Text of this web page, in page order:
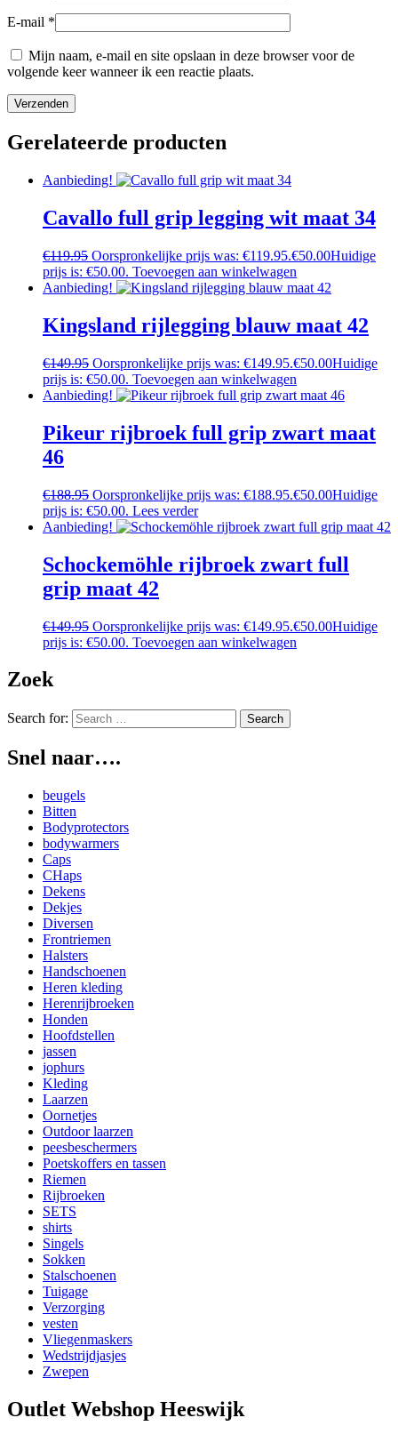
E-mail *
Mijn naam, e-mail en site opslaan in deze browser voor de
volgende keer wanneer ik een reactie plaats.
Gerelateerde producten
Aanbieding!
Cavallo full grip legging wit maat 34
€119.95 Oorspronkelijke prijs was: €119.95.€50.00Huidige
prijs is: €50.00. Toevoegen aan winkelwagen
Aanbieding!
Kingsland rijlegging blauw maat 42
€149.95 Oorspronkelijke prijs was: €149.95.€50.00Huidige
prijs is: €50.00. Toevoegen aan winkelwagen
Aanbieding!
Pikeur rijbroek full grip zwart maat
46
€188.95 Oorspronkelijke prijs was: €188.95.€50.00Huidige
prijs is: €50.00. Lees verder
Aanbieding!
Schockemöhle rijbroek zwart full
grip maat 42
€149.95 Oorspronkelijke prijs was: €149.95.€50.00Huidige
prijs is: €50.00. Toevoegen aan winkelwagen
Zoek
Search for:
Snel naar….
beugels
Bitten
Bodyprotectors
bodywarmers
Caps
CHaps
Dekens
Dekjes
Diversen
Frontriemen
Halsters
Handschoenen
Heren kleding
Herenrijbroeken
Honden
Hoofdstellen
jassen
jophurs
Kleding
Laarzen
Oornetjes
Outdoor laarzen
peesbeschermers
Poetskoffers en tassen
Riemen
Rijbroeken
SETS
shirts
Singels
Sokken
Stalschoenen
Tuigage
Verzorging
vesten
Vliegenmaskers
Wedstrijdjasjes
Zwepen
Outlet Webshop Heeswijk